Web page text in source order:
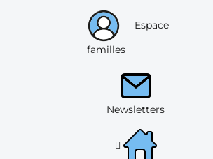
Espace
familles
Newsletters